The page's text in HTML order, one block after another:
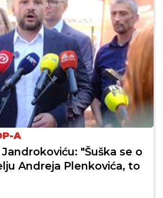
A
"Šuška se o
Andreja Plenkovića, to